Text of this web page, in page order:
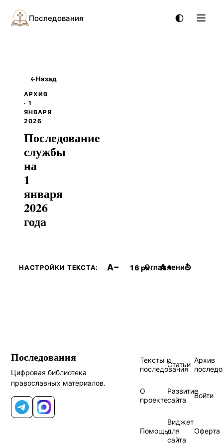
Последования
←Назад
АРХИВ
· 1
ЯНВАРЯ
2026
Последование
службы
на
1
января
2026
года
НАСТРОЙКИ ТЕКСТА: A− 16 px A+ ↺
Оглавление
Последования
Цифровая библиотека
православных материалов.
Telegram
MAX
Тексты и
последования
Статьи
Архив
О
проекте
Развитие
сайта
Войти
Помощь
Виджет
для
сайта
Оферта